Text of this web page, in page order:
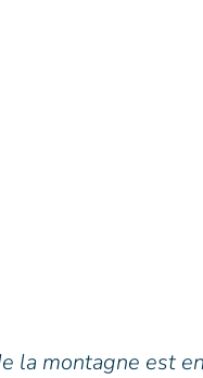
la montagne est